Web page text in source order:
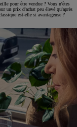
pour être vendue ? Vous n'êtes
un prix d'achat peu élevé qu'après
est-elle si avantageuse ?